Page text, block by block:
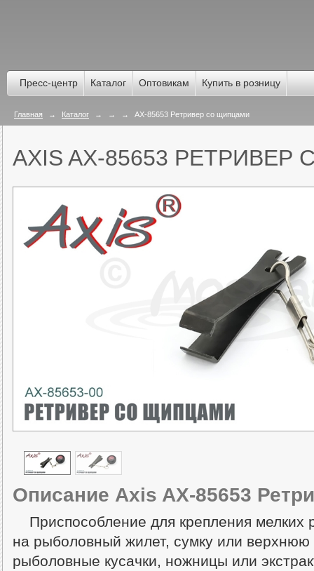
Пресс-центр Каталог Оптовикам Купить в розницу
Главная → Каталог → → → AX-85653 Ретривер со щипцами
AXIS AX-85653
Описание Axis AX-85653
Приспособление для крепления мелких
на рыболовный жилет, сумку или
рыболовные кусачки, ножницы или